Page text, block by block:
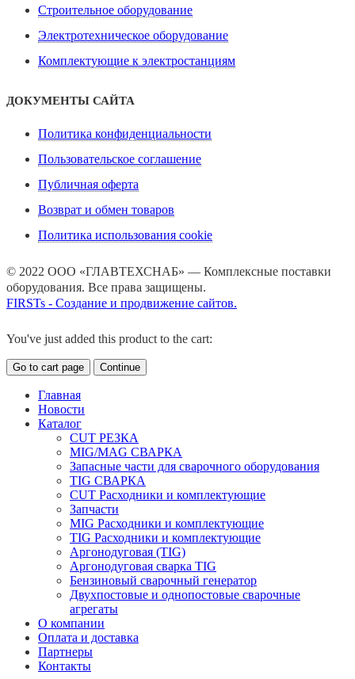
Строительное оборудование
Электротехническое оборудование
Комплектующие к электростанциям
ДОКУМЕНТЫ САЙТА
Политика конфиденциальности
Пользовательское соглашение
Публичная оферта
Возврат и обмен товаров
Политика использования cookie
© 2022 ООО «ГЛАВТЕХСНАБ» — Комплексные поставки
оборудования. Все права защищены.
FIRSTs - Создание и продвижение сайтов.
You've just added this product to the cart:
Go to cart page Continue
Главная
Новости
Каталог
CUT РЕЗКА
MIG/MAG СВАРКА
Запасные части для сварочного оборудования
TIG СВАРКА
CUT Расходники и комплектующие
Запчасти
MIG Расходники и комплектующие
TIG Расходники и комплектующие
Аргонодуговая (TIG)
Аргонодуговая сварка TIG
Бензиновый сварочный генератор
Двухпостовые и однопостовые сварочные
агрегаты
О компании
Оплата и доставка
Партнеры
Контакты